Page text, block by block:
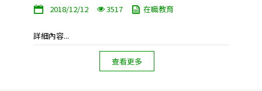
2018/12/12 3517 在職教育
詳細內容...
查看更多